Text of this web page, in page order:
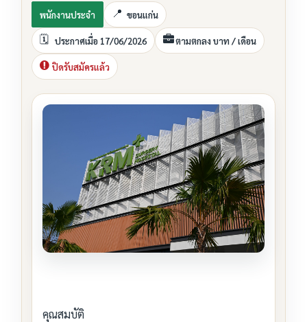
พนักงานประจำ ขอนแก่น
ประกาศเมื่อ 17/06/2026 ตามตกลง บาท / เดือน
ปิดรับสมัครแล้ว
คุณสมบัติ